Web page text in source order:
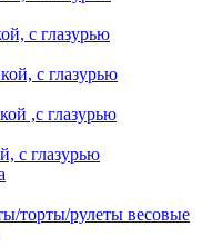
с глазурью
с глазурью
,с глазурью
с глазурью
торты/рулеты весовые